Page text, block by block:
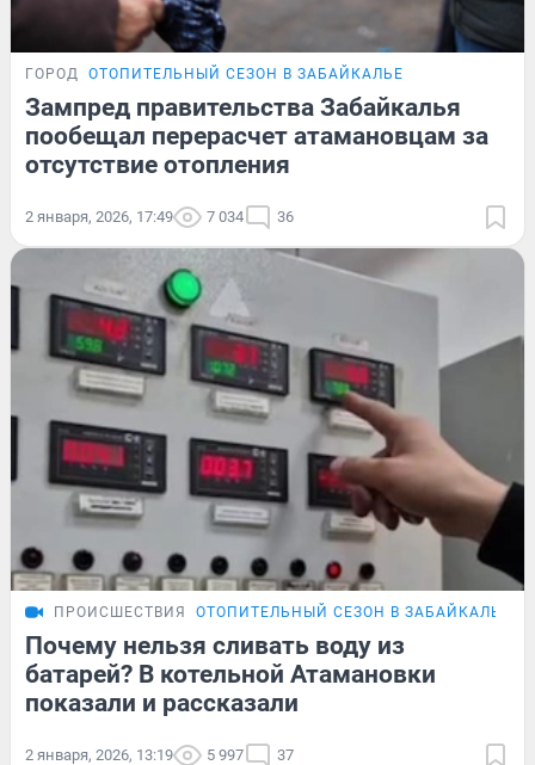
ГОРОД ОТОПИТЕЛЬНЫЙ СЕЗОН В ЗАБАЙКАЛЬЕ
Зампред правительства Забайкалья
пообещал перерасчет атамановцам за
отсутствие отопления
2 января, 2026, 17:49 7 034 36
ПРОИСШЕСТВИЯ ОТОПИТЕЛЬНЫЙ СЕЗОН В ЗАБАЙКАЛЬЕ
Почему нельзя сливать воду из
батарей? В котельной Атамановки
показали и рассказали
2 января, 2026, 13:19 5 997 37